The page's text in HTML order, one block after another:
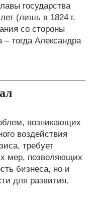
государства
(лишь в 1824 г.
со стороны
– тогда Александра
возникающих
воздействия
требует
мер, позволяющих
бизнеса, но и
для развития.